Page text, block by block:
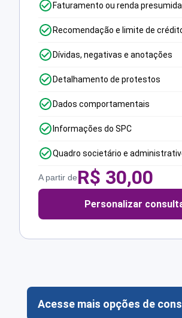
Faturamento ou renda presumida
Recomendação e limite de
Dívidas, negativas e anotações
Detalhamento de protestos
Dados comportamentais
Informações do SPC
Quadro societário e
A partir deR$ 30,00
Personalizar
Acesse mais opções de